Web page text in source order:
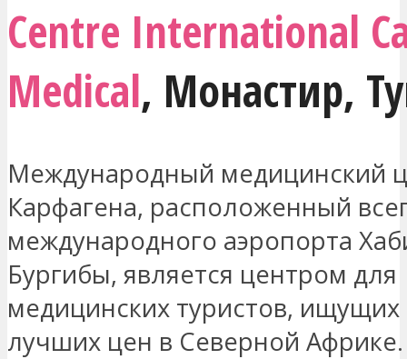
Centre International
Medical, Монастир,
Международный медицинский
Карфагена, расположенный
международного аэропорта
Бургибы, является центром для
медицинских туристов, ищущих
лучших цен в Северной Африке.